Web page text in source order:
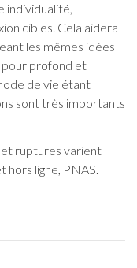
individualité,
cibles. Cela aidera
les mêmes idées
profond et
de vie étant
sont très importants
et ruptures varient
hors ligne, PNAS.